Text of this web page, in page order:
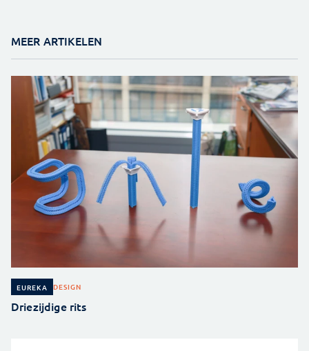
MEER ARTIKELEN
EUREKA DESIGN
Driezijdige rits